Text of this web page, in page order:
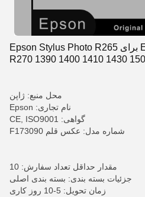
Epson Stylus Printhead برای Epson Stylus Photo R265
R270 1390 1400 1410 1430
محل منبع: ژاپن
نام تجاری: Epson
گواهی: CE, ISO9001
شماره مدل: عکس قلم F173090
مقدار حداقل تعداد سفارش: 10
جزئیات بسته بندی: بسته بندی اصلی
زمان تحویل: 5-10 روز کاری